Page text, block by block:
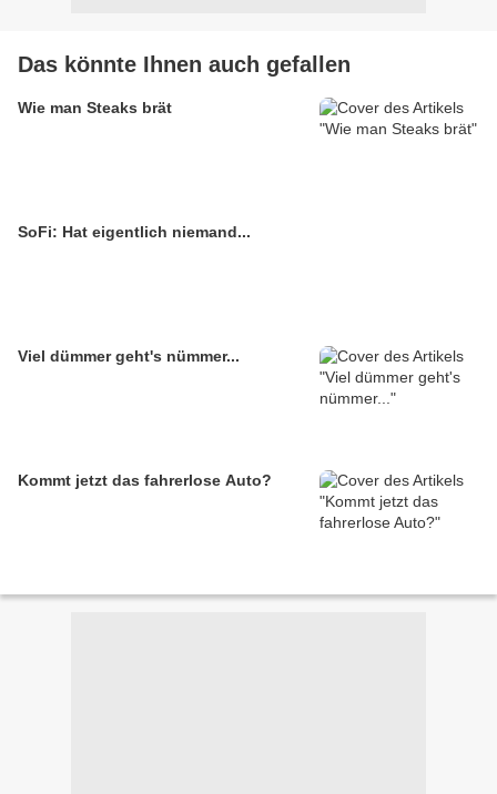
Das könnte Ihnen auch gefallen
Wie man Steaks brät
SoFi: Hat eigentlich niemand...
Viel dümmer geht's nümmer...
Kommt jetzt das fahrerlose Auto?